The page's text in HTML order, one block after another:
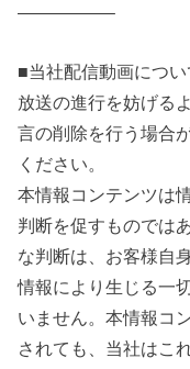
—————–
■当社配信動画につい
放送の進行を妨げる
言の削除を行う場合
ください。
本情報コンテンツは
判断を促すものでは
な判断は、お客様自
情報により生じる一
いません。本情報コ
されても、当社はこ